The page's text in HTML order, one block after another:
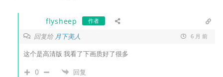
flysheep 作者
回复给 月下美人 6 月 前
这个是高清版 我看了下画质好了很多
0 回复